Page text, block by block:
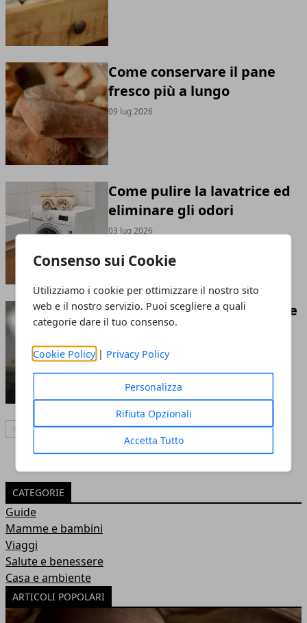
Consenso sui Cookie
Utilizziamo i cookie per ottimizzare il nostro sito
web e il nostro servizio. Puoi scegliere a quali
categorie dare il tuo consenso.
Cookie Policy | Privacy Policy
Personalizza
Rifiuta Opzionali
Accetta Tutto
Come conservare il pane
fresco più a lungo
09 lug 2026
Come pulire la lavatrice ed
eliminare gli odori
03 lug 2026
Come eliminare le formiche
in casa senza veleni
25 giu 2026
Articolo Successivo
CATEGORIE
Guide
Mamme e bambini
Viaggi
Salute e benessere
Casa e ambiente
ARTICOLI POPOLARI